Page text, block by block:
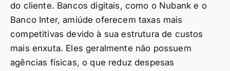
do cliente. Bancos digitais, como o Nubank e o
Banco Inter, amiúde oferecem taxas mais
competitivas devido à sua estrutura de custos
mais enxuta. Eles geralmente não possuem
agências físicas, o que reduz despesas